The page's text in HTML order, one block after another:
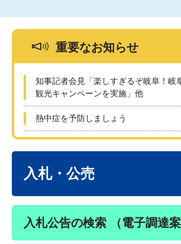
重要なお知らせ
知事記者会見「楽しすぎるぞ岐阜！岐
観光キャンペーンを実施」他
熱中症を予防しましょう
入札・公売
入札公告の検索 （電子調達案